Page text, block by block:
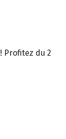
Profitez du 2